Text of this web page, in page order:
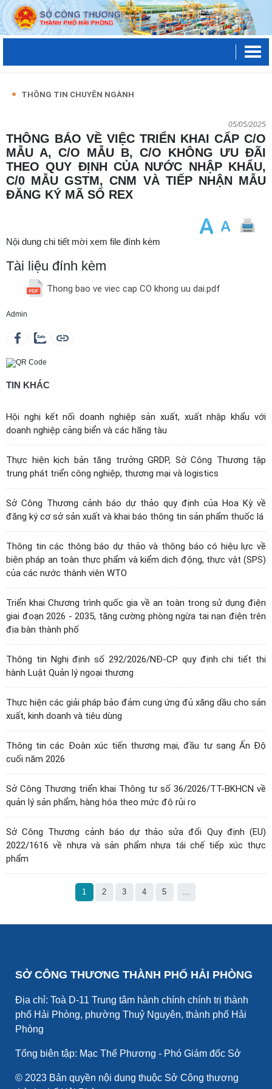
THÔNG TIN CHUYÊN NGÀNH
05/05/2025
THÔNG BÁO VỀ VIỆC TRIỂN KHAI CẤP C/O
MẪU A, C/O MẪU B, C/O KHÔNG ƯU ĐÃI
THEO QUY ĐỊNH CỦA NƯỚC NHẬP KHẨU,
C/0 MẪU GSTM, CNM VÀ TIẾP NHẬN MẪU
ĐĂNG KÝ MÃ SỐ REX
Nội dung chi tiết mời xem file đính kèm
Tài liệu đính kèm
Thong bao ve viec cap CO khong uu dai.pdf
Admin
TIN KHÁC
Hội nghị kết nối doanh nghiệp sản xuất, xuất nhập khẩu với
doanh nghiệp cảng biển và các hãng tàu
Thực hiện kịch bản tăng trưởng GRDP, Sở Công Thương tập
trung phát triển công nghiệp, thương mại và logistics
Sở Công Thương cảnh báo dự thảo quy định của Hoa Kỳ về
đăng ký cơ sở sản xuất và khai báo thông tin sản phẩm thuốc lá
Thông tin các thông báo dự thảo và thông báo có hiệu lực về
biện pháp an toàn thực phẩm và kiểm dịch động, thực vật (SPS)
của các nước thành viên WTO
Triển khai Chương trình quốc gia về an toàn trong sử dụng điện
giai đoạn 2026 - 2035, tăng cường phòng ngừa tai nạn điện trên
địa bàn thành phố
Thông tin Nghị định số 292/2026/NĐ-CP quy định chi tiết thi
hành Luật Quản lý ngoại thương
Thực hiện các giải pháp bảo đảm cung ứng đủ xăng dầu cho sản
xuất, kinh doanh và tiêu dùng
Thông tin các Đoàn xúc tiến thương mại, đầu tư sang Ấn Độ
cuối năm 2026
Sở Công Thương triển khai Thông tư số 36/2026/TT-BKHCN về
quản lý sản phẩm, hàng hóa theo mức độ rủi ro
Sở Công Thương cảnh báo dự thảo sửa đổi Quy định (EU)
2022/1616 về nhựa và sản phẩm nhựa tái chế tiếp xúc thực
phẩm
1 2 3 4 5 ...
SỞ CÔNG THƯƠNG THÀNH PHỐ HẢI PHÒNG
Địa chỉ: Toà D-11 Trung tâm hành chính chính trị thành
phố Hải Phòng, phường Thuỷ Nguyên, thành phố Hải
Phòng
Tổng biên tập: Mạc Thế Phương - Phó Giám đốc Sở
© 2023 Bản quyền nội dung thuộc Sở Công thương